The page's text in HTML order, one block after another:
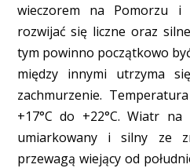
wieczorem na Pomorzu i
rozwijać się liczne oraz
tym powinno początkowo
między innymi utrzyma
zachmurzenie.
+17°C do +22°C. Wiatr na
umiarkowany i silny ze
przewagą wiejący od